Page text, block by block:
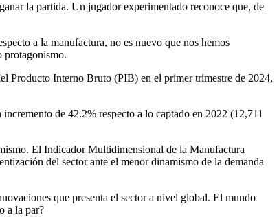
la partida. Un jugador experimentado reconoce que, de
a la manufactura, no es nuevo que nos hemos
protagonismo.
Producto Interno Bruto (PIB) en el primer trimestre de 2024,
de 42.2% respecto a lo captado en 2022 (12,711
El Indicador Multidimensional de la Manufactura
del sector ante el menor dinamismo de la demanda
que presenta el sector a nivel global. El mundo
a la par?